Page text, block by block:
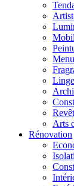
Arts
Rénovation